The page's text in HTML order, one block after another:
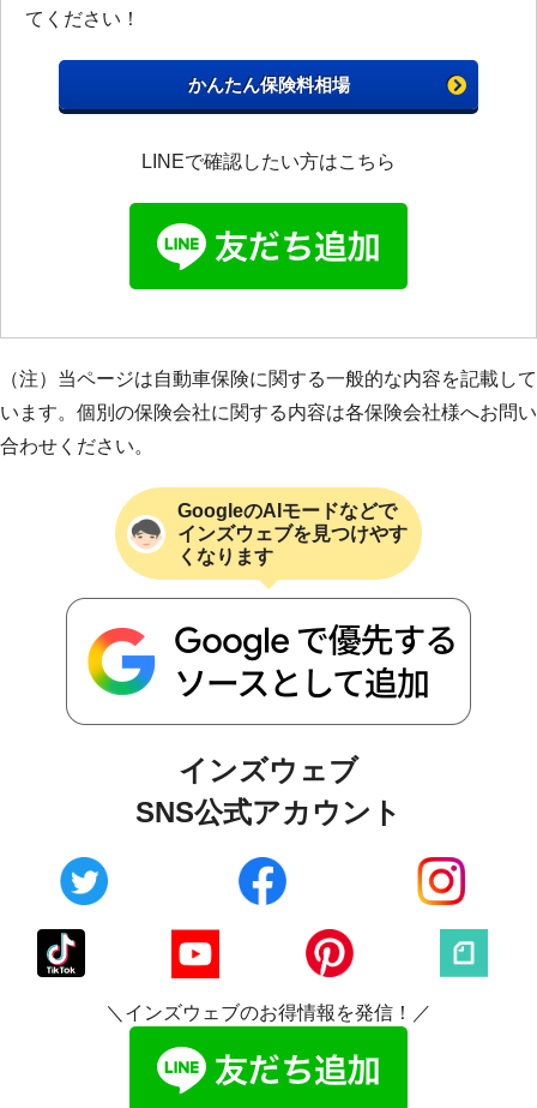
てください！
かんたん保険料相場
LINEで確認したい方はこちら
（注）当ページは自動車保険に関する一般的な内容を記載して
います。個別の保険会社に関する内容は各保険会社様へお問い
合わせください。
GoogleのAIモードなどで
インズウェブを見つけやす
くなります
インズウェブ
SNS公式アカウント
＼インズウェブのお得情報を発信！／